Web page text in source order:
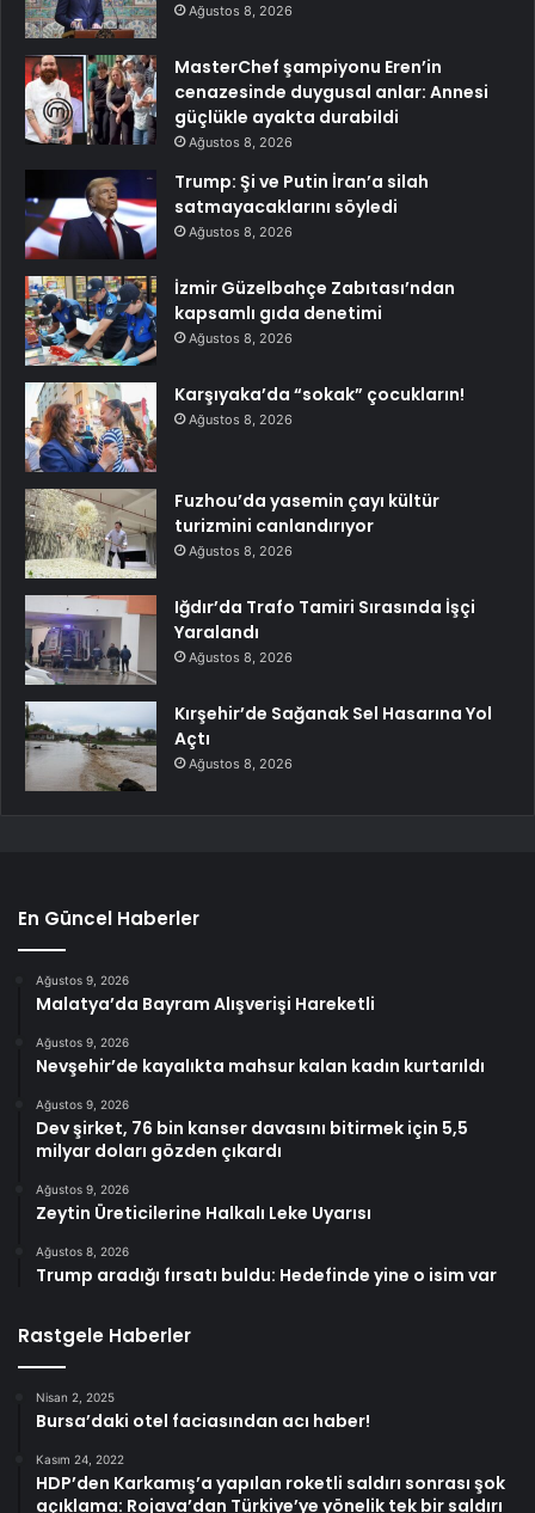
Ağustos 8, 2026
MasterChef şampiyonu Eren’in
cenazesinde duygusal anlar: Annesi
güçlükle ayakta durabildi
Ağustos 8, 2026
Trump: Şi ve Putin İran’a silah
satmayacaklarını söyledi
Ağustos 8, 2026
İzmir Güzelbahçe Zabıtası’ndan
kapsamlı gıda denetimi
Ağustos 8, 2026
Karşıyaka’da “sokak” çocukların!
Ağustos 8, 2026
Fuzhou’da yasemin çayı kültür
turizmini canlandırıyor
Ağustos 8, 2026
Iğdır’da Trafo Tamiri Sırasında İşçi
Yaralandı
Ağustos 8, 2026
Kırşehir’de Sağanak Sel Hasarına Yol
Açtı
Ağustos 8, 2026
En Güncel Haberler
Ağustos 9, 2026
Malatya’da Bayram Alışverişi Hareketli
Ağustos 9, 2026
Nevşehir’de kayalıkta mahsur kalan kadın kurtarıldı
Ağustos 9, 2026
Dev şirket, 76 bin kanser davasını bitirmek için 5,5
milyar doları gözden çıkardı
Ağustos 9, 2026
Zeytin Üreticilerine Halkalı Leke Uyarısı
Ağustos 8, 2026
Trump aradığı fırsatı buldu: Hedefinde yine o isim var
Rastgele Haberler
Nisan 2, 2025
Bursa’daki otel faciasından acı haber!
Kasım 24, 2022
HDP’den Karkamış’a yapılan roketli saldırı sonrası şok
açıklama: Rojava’dan Türkiye’ye yönelik tek bir saldırı